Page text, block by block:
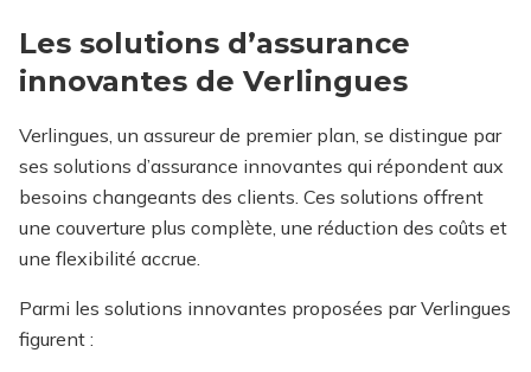
Les solutions d’assurance
innovantes de Verlingues
Verlingues, un assureur de premier plan, se distingue par
ses solutions d’assurance innovantes qui répondent aux
besoins changeants des clients. Ces solutions offrent
une couverture plus complète, une réduction des coûts et
une flexibilité accrue.
Parmi les solutions innovantes proposées par Verlingues
figurent :